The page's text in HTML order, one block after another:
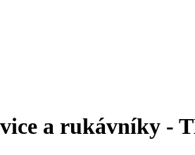
a rukávníky -